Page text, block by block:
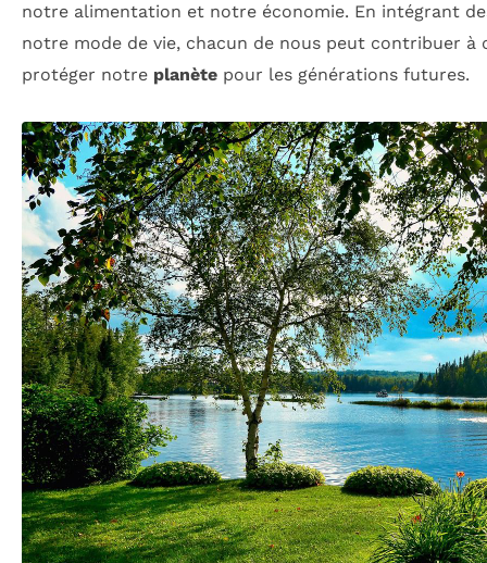
notre alimentation et notre économie. En intégrant
notre mode de vie, chacun de nous peut contribuer à
protéger notre planète pour les générations futures.